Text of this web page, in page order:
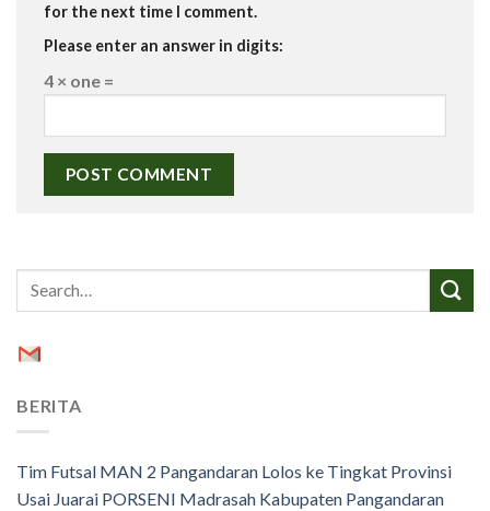
for the next time I comment.
Please enter an answer in digits:
4 × one =
BERITA
Tim Futsal MAN 2 Pangandaran Lolos ke Tingkat Provinsi
Usai Juarai PORSENI Madrasah Kabupaten Pangandaran